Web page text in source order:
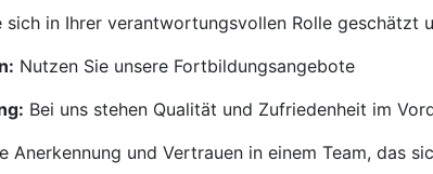
sich in Ihrer verantwortungsvollen Rolle geschätzt
Nutzen Sie unsere Fortbildungsangebote
Bei uns stehen Qualität und Zufriedenheit im
Anerkennung und Vertrauen in einem Team, das